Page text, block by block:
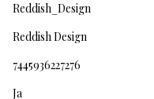
Reddish_Design
Reddish Design
7445936227276
Ja